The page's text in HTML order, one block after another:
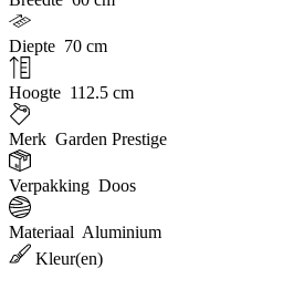
Diepte 70 cm
Hoogte 112.5 cm
Merk Garden Prestige
Verpakking Doos
Materiaal Aluminium
Kleur(en)